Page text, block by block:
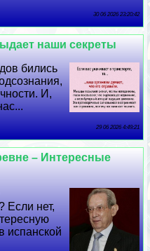
30 06 2026 23:20:42
наши секреты
бились
И,
29 06 2026 4:49:21
– Интересные
Если нет,
испанской